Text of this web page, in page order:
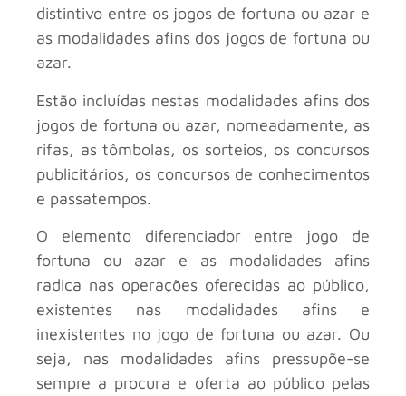
distintivo entre os jogos de fortuna ou azar e
as modalidades afins dos jogos de fortuna ou
azar.
Estão incluídas nestas modalidades afins dos
jogos de fortuna ou azar, nomeadamente, as
rifas, as tômbolas, os sorteios, os concursos
publicitários, os concursos de conhecimentos
e passatempos.
O elemento diferenciador entre jogo de
fortuna ou azar e as modalidades afins
radica nas operações oferecidas ao público,
existentes nas modalidades afins e
inexistentes no jogo de fortuna ou azar. Ou
seja, nas modalidades afins pressupõe-se
sempre a procura e oferta ao público pelas